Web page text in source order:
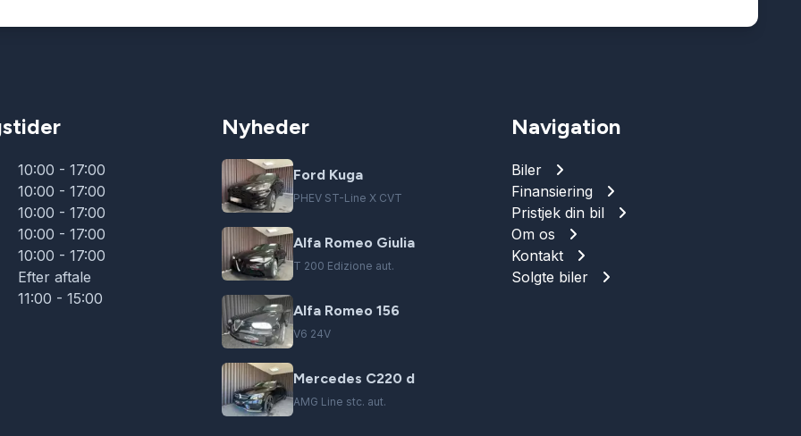
10:00 - 17:00
10:00 - 17:00
10:00 - 17:00
10:00 - 17:00
10:00 - 17:00
Efter aftale
11:00 - 15:00
Nyheder
Ford Kuga
PHEV ST-Line X CVT
Alfa Romeo Giulia
T 200 Edizione aut.
Alfa Romeo 156
V6 24V
Mercedes C220 d
AMG Line stc. aut.
Navigation
Biler
Finansiering
Pristjek din bil
Om os
Kontakt
Solgte biler